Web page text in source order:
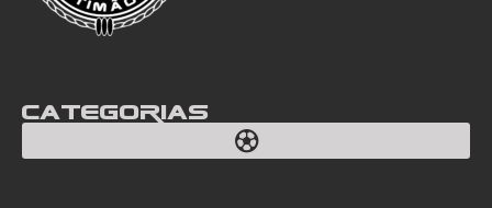
Categorias